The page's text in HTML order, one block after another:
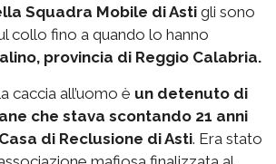
Squadra Mobile di Asti gli sono
collo fino a quando lo hanno
provincia di Reggio Calabria.
caccia all’uomo è un detenuto di
che stava scontando 21 anni
di Reclusione di Asti. Era stato